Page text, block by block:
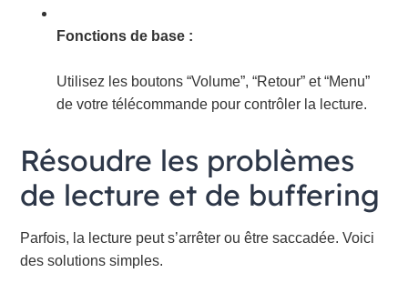
Fonctions de base :
Utilisez les boutons “Volume”, “Retour” et “Menu”
de votre télécommande pour contrôler la lecture.
Résoudre les problèmes
de lecture et de buffering
Parfois, la lecture peut s’arrêter ou être saccadée. Voici
des solutions simples.